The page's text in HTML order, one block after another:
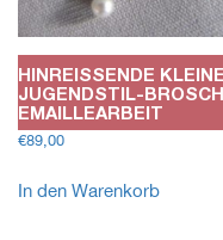
HINREISSENDE KLEINE J
UGENDSTIL-
MAILLEARBEIT
€89,00
In den Warenkorb